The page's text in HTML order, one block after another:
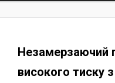
Незамерзаючий
високого тиску